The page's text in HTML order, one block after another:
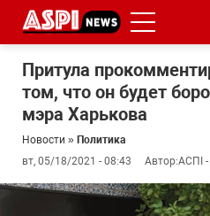
Притула
том, что он будет
мэра Харькова
Новости » Политика
вт, 05/18/2021 - 08:43
Автор:АСПІ -
#боротьба
#гфс